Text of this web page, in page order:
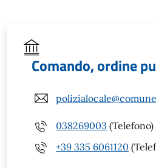
Comando, ordine
038269003 (Telefono)
+39 335 6061120